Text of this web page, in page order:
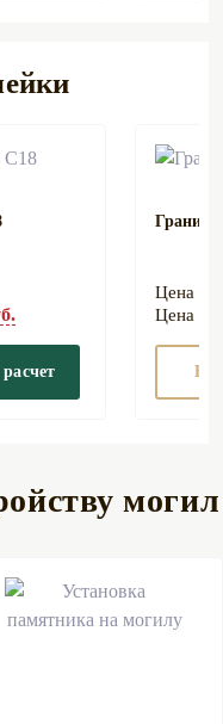
В
могил